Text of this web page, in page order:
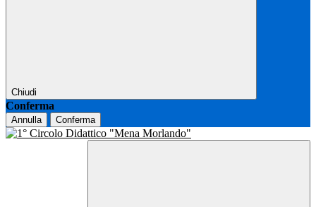
Chiudi
Conferma
Annulla Conferma